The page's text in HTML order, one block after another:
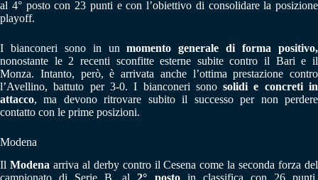
al 4° posto con 23 punti e con l’obiettivo di consolidare la posizione
playoff.
I bianconeri sono in unmomento generale di forma positivo,
nonostante le 2 recenti sconfitte esterne subite contro il Bari e il
Monza. Intanto, però, è arrivata anche l’ottima prestazione contro
l’Avellino, battuto per 3-0. I bianconeri sonosolidi e concreti in
attacco, ma devono ritrovare subito il successo per non perdere
contatto con le prime posizioni.
Modena
Il Modena arriva al derby contro il Cesena come la seconda forza del